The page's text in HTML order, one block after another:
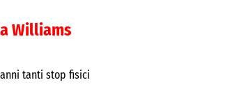
Williams
tanti stop fisici